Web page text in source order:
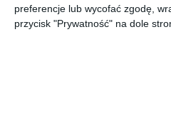
preferencje lub wycofać zgodę,
przycisk "Prywatność" na dole
Wartość artystyczna prac jest
zabytków Katarzyna Onisk.